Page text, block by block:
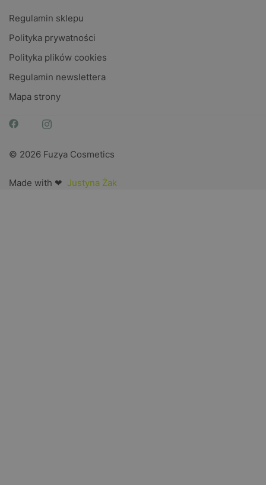
Regulamin sklepu
Polityka prywatności
Polityka plików cookies
Regulamin newslettera
Mapa strony
© 2026 Fuzya Cosmetics
Made with ❤ Justyna Żak